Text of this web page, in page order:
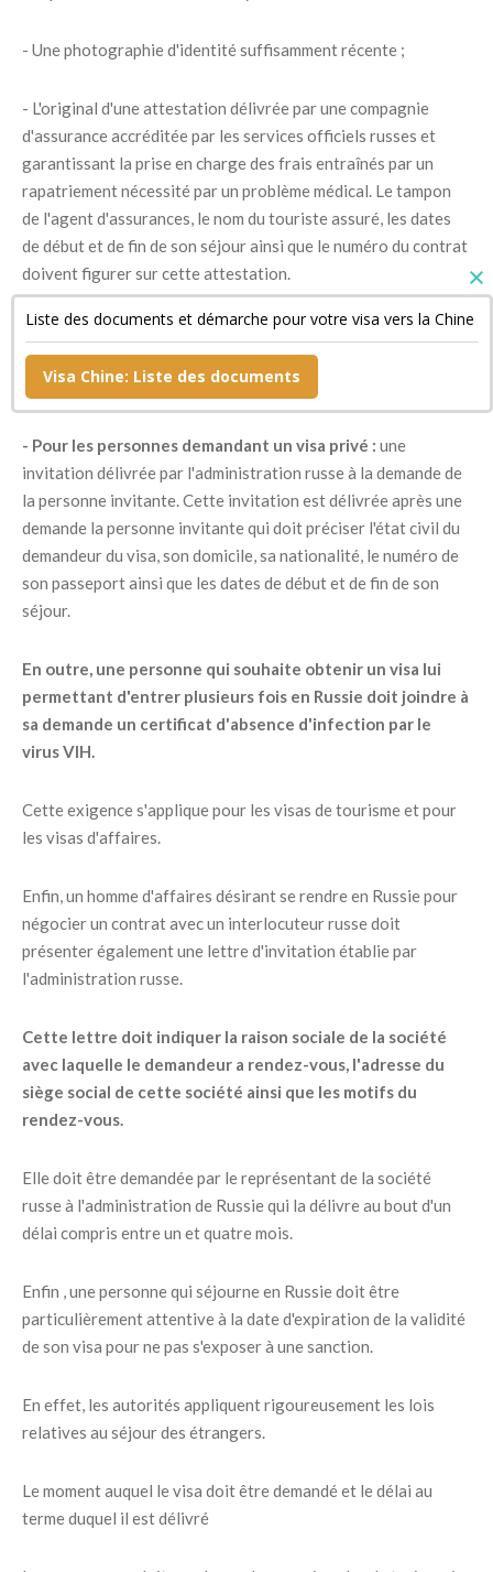
- Une photographie d'identité suffisamment récente ;
- L'original d'une attestation délivrée par une compagnie
d'assurance accréditée par les services officiels russes et
garantissant la prise en charge des frais entraînés par un
rapatriement nécessité par un problème médical. Le tampon
de l'agent d'assurances, le nom du touriste assuré, les dates
de début et de fin de son séjour ainsi que le numéro du contrat
doivent figurer sur cette attestation.
- Un document confirmant la réservation de sa chambre
d'hôtel si son séjour est bref ainsi qu'une copie de son billet de
retour ;
- Pour les personnes demandant un visa privé : une
invitation délivrée par l'administration russe à la demande de
la personne invitante. Cette invitation est délivrée après une
demande la personne invitante qui doit préciser l'état civil du
demandeur du visa, son domicile, sa nationalité, le numéro de
son passeport ainsi que les dates de début et de fin de son
séjour.
En outre, une personne qui souhaite obtenir un visa lui
permettant d'entrer plusieurs fois en Russie doit joindre à
sa demande un certificat d'absence d'infection par le
virus VIH.
Cette exigence s'applique pour les visas de tourisme et pour
les visas d'affaires.
Enfin, un homme d'affaires désirant se rendre en Russie pour
négocier un contrat avec un interlocuteur russe doit
présenter également une lettre d'invitation établie par
l'administration russe.
Cette lettre doit indiquer la raison sociale de la société
avec laquelle le demandeur a rendez-vous, l'adresse du
siège social de cette société ainsi que les motifs du
rendez-vous.
Elle doit être demandée par le représentant de la société
russe à l'administration de Russie qui la délivre au bout d'un
délai compris entre un et quatre mois.
Enfin , une personne qui séjourne en Russie doit être
particulièrement attentive à la date d'expiration de la validité
de son visa pour ne pas s'exposer à une sanction.
En effet, les autorités appliquent rigoureusement les lois
relatives au séjour des étrangers.
Le moment auquel le visa doit être demandé et le délai au
terme duquel il est délivré
Liste des documents et démarche pour votre visa vers la Chine
Visa Chine: Liste des documents